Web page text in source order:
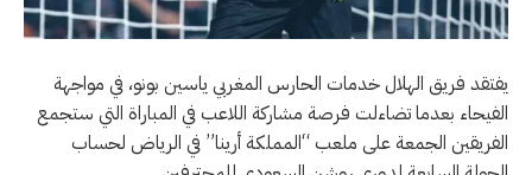
يفتقد فريق الهلال خدمات الحارس المغربي ياسين بونو، في مواجهة
الفيحاء بعدما تضاءلت فرصة مشاركة اللاعب في المباراة التي ستجمع
الفريقين الجمعة على ملعب “المملكة أرينا” في الرياض لحساب